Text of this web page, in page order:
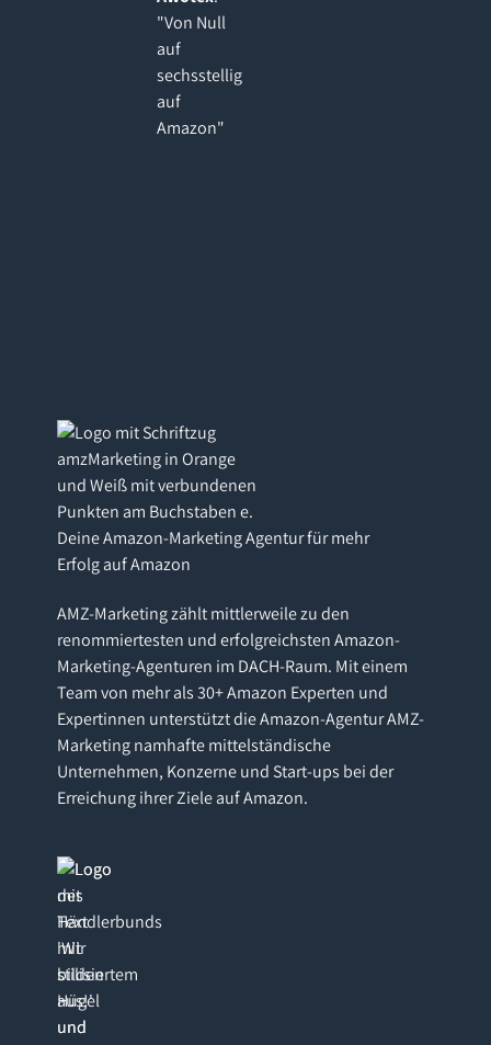
"Von Null
auf
sechsstellig
auf
Amazon"
Deine Amazon-Marketing Agentur für mehr
Erfolg auf Amazon
AMZ-Marketing zählt mittlerweile zu den
renommiertesten und erfolgreichsten Amazon-
Marketing-Agenturen im DACH-Raum. Mit einem
Team von mehr als 30+ Amazon Experten und
Expertinnen unterstützt die Amazon-Agentur AMZ-
Marketing namhafte mittelständische
Unternehmen, Konzerne und Start-ups bei der
Erreichung ihrer Ziele auf Amazon.